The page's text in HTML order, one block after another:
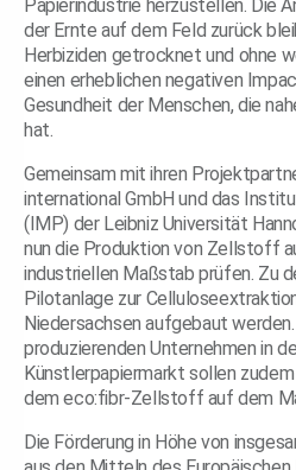
Papierindustrie herzustellen. Die
der Ernte auf dem Feld zurück
Herbiziden getrocknet und ohne
einen erheblichen negativen
Gesundheit der Menschen, die
hat.
Gemeinsam mit ihren
international GmbH und das
(IMP) der Leibniz Universität
nun die Produktion von Zellstoff
industriellen Maßstab prüfen. Zu
Pilotanlage zur
Niedersachsen aufgebaut
produzierenden Unternehmen in
Künstlerpapiermarkt sollen
dem eco:fibr-Zellstoff auf dem
Die Förderung in Höhe von